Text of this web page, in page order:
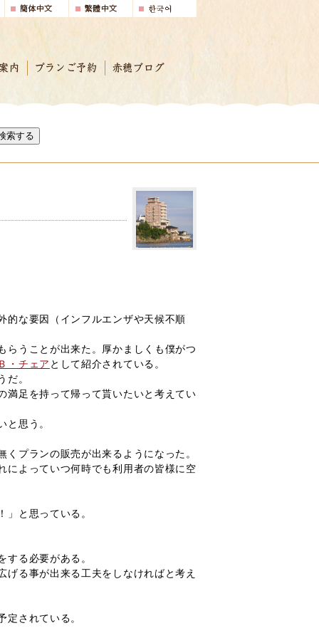
内 プランご予約 赤穂ブログ
索する
的な要因（インフルエンザや天候不順
らうことが出来た。厚かましくも僕がつ
・チェア として紹介されている。
だ。
満足を持って帰って貰いたいと考えてい
と思う。
プランの販売が出来るようになった。
によっていつ何時でも利用者の皆様に空
と思っている。
る必要がある。
る事が出来る工夫をしなければと考え
されている。